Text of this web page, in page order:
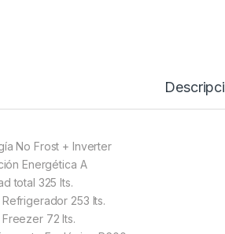
No Frost + Inverter
Energética A
total 325 lts.
253 lts.
72 lts.